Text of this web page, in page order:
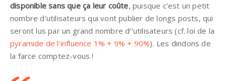
disponible sans que ça leur coûte, puisque c’est un petit
nombre d’utilisateurs qui vont publier de longs posts, qui
seront lus par un grand nombre d’’utilisateurs (cf. loi de la
pyramide de l’influence 1% + 9% + 90%). Les dindons de
la farce comptez-vous !